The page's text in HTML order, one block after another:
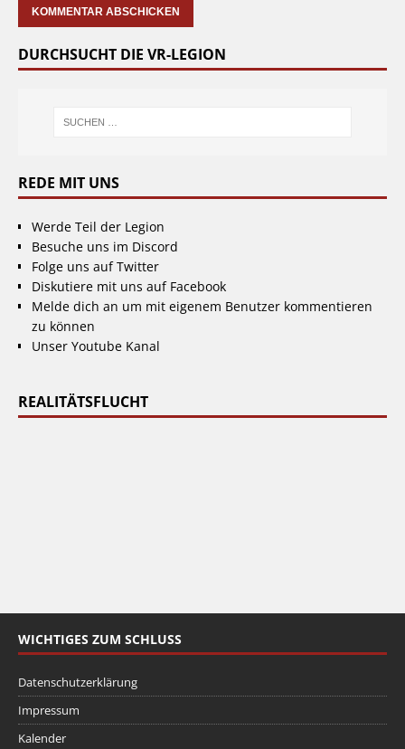
DURCHSUCHT DIE VR-LEGION
REDE MIT UNS
Werde Teil der Legion
Besuche uns im Discord
Folge uns auf Twitter
Diskutiere mit uns auf Facebook
Melde dich an um mit eigenem Benutzer kommentieren
zu können
Unser Youtube Kanal
REALITÄTSFLUCHT
WICHTIGES ZUM SCHLUSS
Datenschutzerklärung
Impressum
Kalender